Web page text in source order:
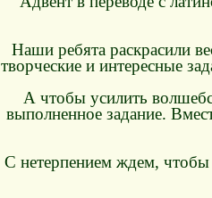
Наши ребята раскрасили
творческие и интересные
А чтобы усилить
выполненное задание.
С нетерпением ждем, чтобы